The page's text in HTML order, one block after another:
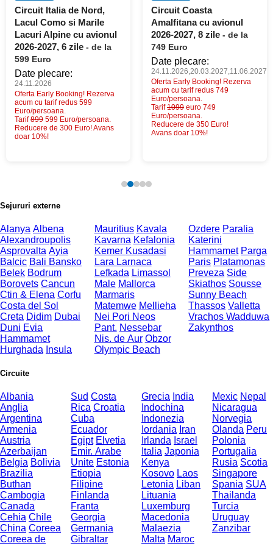
Circuit Italia de Nord,
Lacul Como si Marile
Lacuri Alpine cu avionul
2026-2027, 6 zile - de la
599 Euro
Date plecare:
24.11.2026
Oferta Early Booking! Rezerva
acum cu tarif redus 599
Euro/persoana.
Tarif899 599 Euro/persoana.
Reducere de 300 Euro! Avans
doar 10%!
Circuit Coasta
Amalfitana cu avionul
2026-2027, 8 zile - de la
749 Euro
Date plecare:
24.11.2026,20.03.2027,11.06.2027
Oferta Early Booking! Rezerva
acum cu tarif redus 749
Euro/persoana.
Tarif1099 euro 749
Euro/persoana.
Reducere de 350 Euro!
Avans doar 10%!
Sejururi externe
Alanya Albena
Alexandroupolis
Asprovalta Ayia
Balcic Bali Bansko
Belek Bodrum
Borovets Cancun
Ctin & Elena Corfu
Costa del Sol
Creta Didim Dubai
Duni Evia
Hammamet
Hurghada Insula
Mauritius Kavala
Kavarna Kefalonia
Kemer Kusadasi
Lara Larnaca
Lefkada Limassol
Male Mallorca
Marmaris
Matemwe Mellieha
Nei Pori Neos
Pant. Nessebar
Nis. de Aur Obzor
Olympic Beach
Ozdere Paralia
Katerini
Hammamet Parga
Paris Platamonas
Preveza Side
Skiathos Sousse
Sunny Beach
Thassos Valletta
VrachosWadduwa
Zakynthos
Circuite
Albania
Anglia
Argentina
Armenia
Austria
Azerbaijan
Belgia Bolivia
Brazilia
Buthan
Cambogia
Canada
Cehia Chile
China Coreea
Coreea de
Sud Costa
Rica Croatia
Cuba
Ecuador
Egipt Elvetia
Emir. Arabe
Unite Estonia
Etiopia
Filipine
Finlanda
Franta
Georgia
Germania
Gibraltar
Grecia India
Indochina
Indonezia
Iordania Iran
Irlanda Israel
Italia Japonia
Kenya
Kosovo Laos
Letonia Liban
Lituania
Luxemburg
Macedonia
Malaezia
Malta Maroc
Mexic Nepal
Nicaragua
Norvegia
Olanda Peru
Polonia
Portugalia
Rusia Scotia
Singapore
Spania SUA
Thailanda
Turcia
Uruguay
Zanzibar